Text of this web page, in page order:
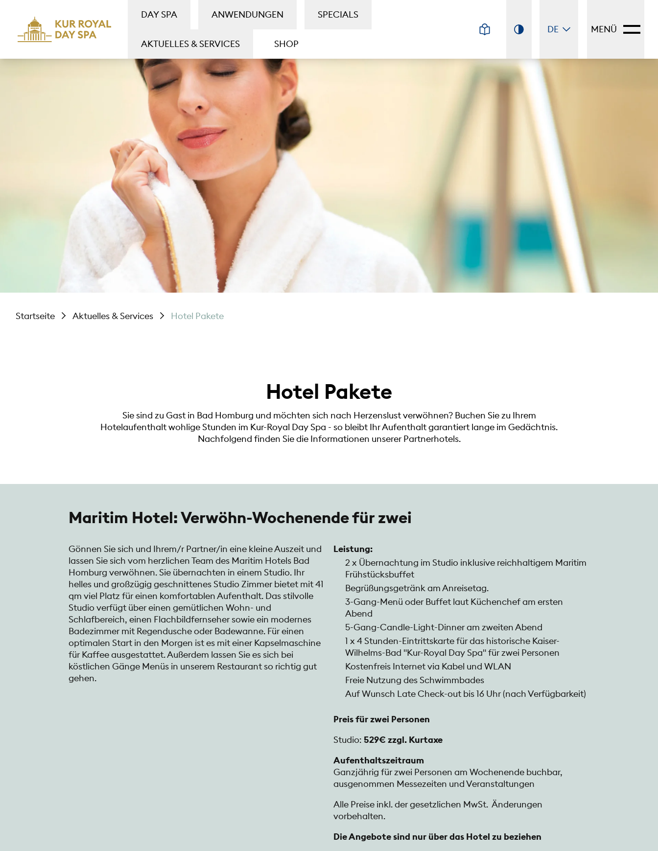
DAY SPA ANWENDUNGEN SPECIALS
AKTUELLES & SERVICES SHOP
DE MENÜ
Startseite Aktuelles & Services Hotel Pakete
Hotel Pakete
Sie sind zu Gast in Bad Homburg und möchten sich nach Herzenslust verwöhnen? Buchen Sie zu Ihrem
Hotelaufenthalt wohlige Stunden im Kur-Royal Day Spa - so bleibt Ihr Aufenthalt garantiert lange im Gedächtnis.
Nachfolgend finden Sie die Informationen unserer Partnerhotels.
Maritim Hotel: Verwöhn-Wochenende für zwei
Gönnen Sie sich und Ihrem/r Partner/in eine kleine Auszeit und
lassen Sie sich vom herzlichen Team des Maritim Hotels Bad
Homburg verwöhnen. Sie übernachten in einem Studio. Ihr
helles und großzügig geschnittenes Studio Zimmer bietet mit 41
qm viel Platz für einen komfortablen Aufenthalt. Das stilvolle
Studio verfügt über einen gemütlichen Wohn- und
Schlafbereich, einen Flachbildfernseher sowie ein modernes
Badezimmer mit Regendusche oder Badewanne. Für einen
optimalen Start in den Morgen ist es mit einer Kapselmaschine
für Kaffee ausgestattet. Außerdem lassen Sie es sich bei
köstlichen Gänge Menüs in unserem Restaurant so richtig gut
gehen.
Leistung:
2 x Übernachtung im Studio inklusive reichhaltigem Maritim
Frühstücksbuffet
Begrüßungsgetränk am Anreisetag.
3-Gang-Menü oder Buffet laut Küchenchef am ersten
Abend
5-Gang-Candle-Light-Dinner am zweiten Abend
1 x 4 Stunden-Eintrittskarte für das historische Kaiser-
Wilhelms-Bad "Kur-Royal Day Spa" für zwei Personen
Kostenfreis Internet via Kabel und WLAN
Freie Nutzung des Schwimmbades
Auf Wunsch Late Check-out bis 16 Uhr (nach Verfügbarkeit)
Preis für zwei Personen
Studio: 529€ zzgl. Kurtaxe
Aufenthaltszeitraum
Ganzjährig für zwei Personen am Wochenende buchbar,
ausgenommen Messezeiten und Veranstaltungen
Alle Preise inkl. der gesetzlichen MwSt. Änderungen
vorbehalten.
Die Angebote sind nur über das Hotel zu beziehen